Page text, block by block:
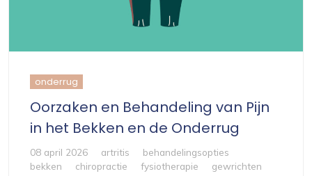
onderrug
Oorzaken en Behandeling van Pijn
in het Bekken en de Onderrug
08 april 2026 artritis
behandelingsopties
bekken
chiropractie fysiotherapie
gewrichten